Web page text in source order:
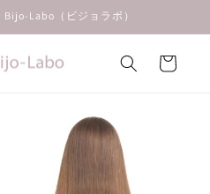
Labo（ビジョラボ）
ー